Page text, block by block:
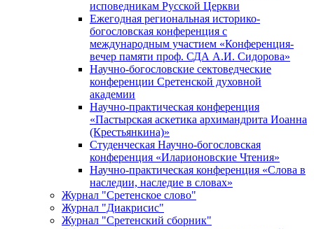
исповедникам Русской Церкви
Ежегодная региональная историко-
богословская конференция с
международным участием «Конференция-
вечер памяти проф. СДА А.И. Сидорова»
Научно-богословские сектоведческие
конференции Сретенской духовной
академии
Научно-практическая конференция
«Пастырская аскетика архимандрита Иоанна
(Крестьянкина)»
Студенческая Научно-богословская
конференция «Иларионовские Чтения»
Научно-практическая конференция «Cлова в
наследии, наследие в словах»
Журнал "Сретенское слово"
Журнал "Диакрисис"
Журнал "Сретенский сборник"